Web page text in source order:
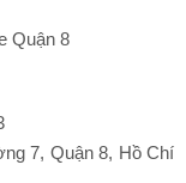
7, Quận 8, Hồ Chí